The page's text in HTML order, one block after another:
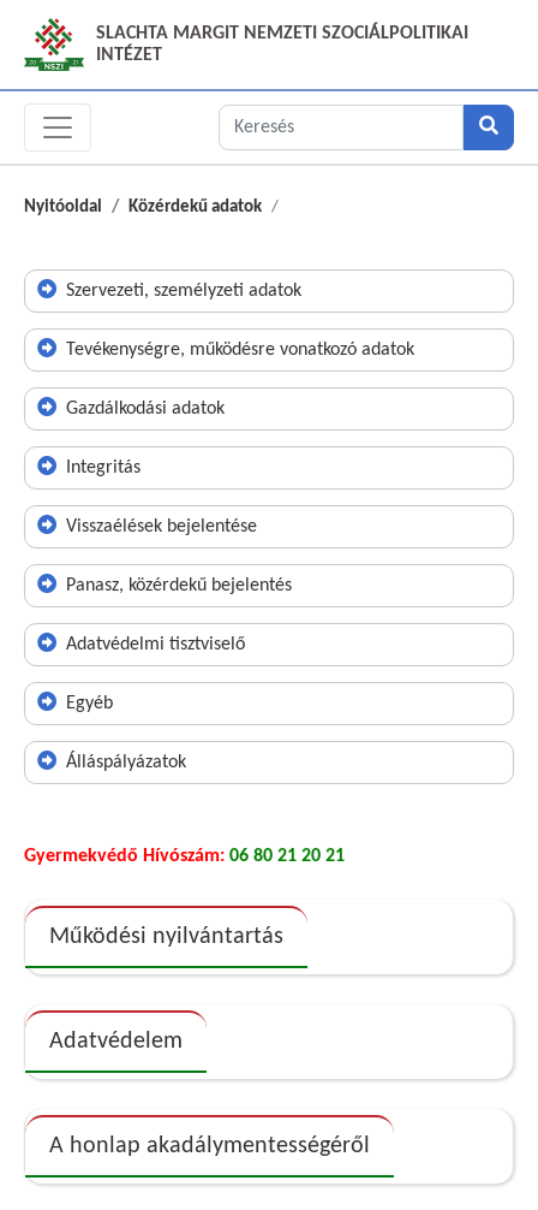
SLACHTA MARGIT NEMZETI SZOCIÁLPOLITIKAI
INTÉZET
Nyitóoldal Közérdekű adatok
Szervezeti, személyzeti adatok
Tevékenységre, működésre vonatkozó adatok
Gazdálkodási adatok
Integritás
Visszaélések bejelentése
Panasz, közérdekű bejelentés
Adatvédelmi tisztviselő
Egyéb
Álláspályázatok
Gyermekvédő Hívószám: 06 80 21 20 21
Működési nyilvántartás
Adatvédelem
A honlap akadálymentességéről